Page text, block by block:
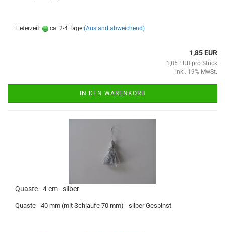
Lieferzeit: ca. 2-4 Tage (Ausland abweichend)
1,85 EUR
1,85 EUR pro Stück
inkl. 19% MwSt.
IN DEN WARENKORB
Quaste - 4 cm - silber
Quaste - 40 mm (mit Schlaufe 70 mm) - silber Gespinst